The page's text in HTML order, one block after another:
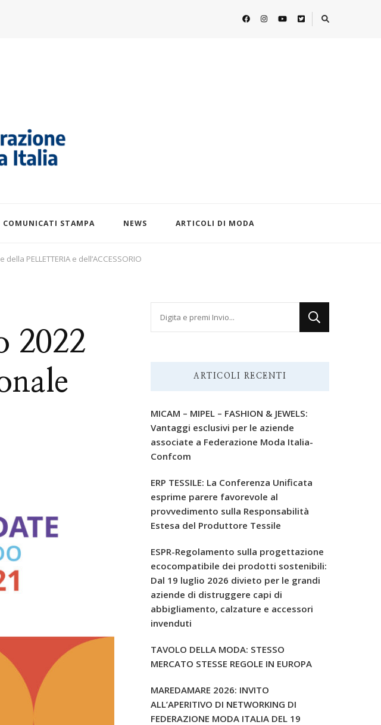
COMUNICATI STAMPA NEWS ARTICOLI DI MODA
PELLETTERIA e dell’ACCESSORIO
2022
ARTICOLI RECENTI
MICAM – MIPEL – FASHION & JEWELS:
Vantaggi esclusivi per le aziende
associate a Federazione Moda Italia-
Confcom
ERP TESSILE: La Conferenza Unificata
esprime parere favorevole al
provvedimento sulla Responsabilità
Estesa del Produttore Tessile
ESPR-Regolamento sulla progettazione
ecocompatibile dei prodotti sostenibili:
Dal 19 luglio 2026 divieto per le grandi
aziende di distruggere capi di
abbigliamento, calzature e accessori
invenduti
TAVOLO DELLA MODA: STESSO
MERCATO STESSE REGOLE IN EUROPA
MAREDAMARE 2026: INVITO
ALL’APERITIVO DI NETWORKING DI
FEDERAZIONE MODA ITALIA DEL 19